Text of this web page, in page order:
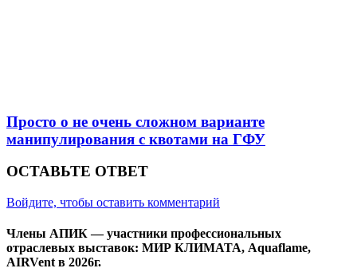
Просто о не очень сложном варианте
манипулирования с квотами на ГФУ
ОСТАВЬТЕ ОТВЕТ
Войдите, чтобы оставить комментарий
Члены АПИК — участники профессиональных
отраслевых выставок: МИР КЛИМАТА, Aquaflame,
AIRVent в 2026г.